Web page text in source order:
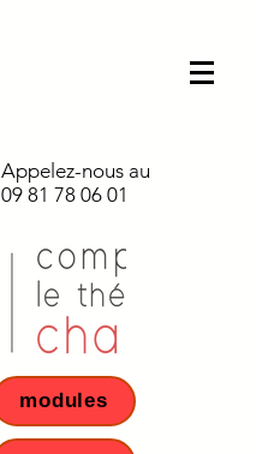
Appelez-nous au
09 81 78 06 01
modules